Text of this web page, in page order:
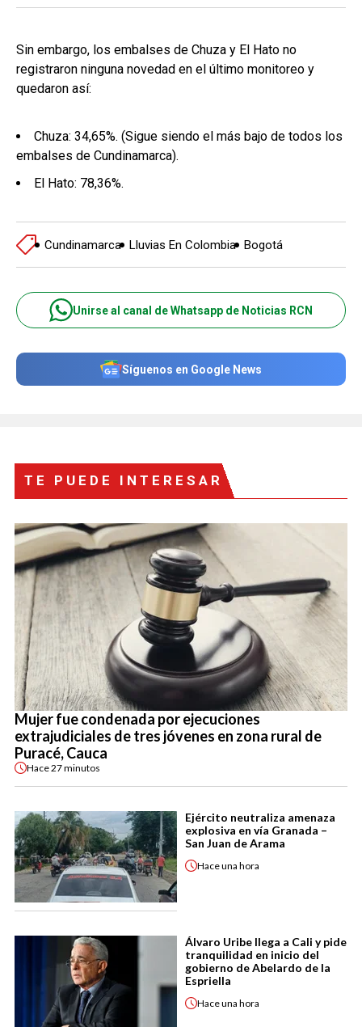
Sin embargo, los embalses de Chuza y El Hato no
registraron ninguna novedad en el último monitoreo y
quedaron así:
Chuza: 34,65%. (Sigue siendo el más bajo de todos los
embalses de Cundinamarca).
El Hato: 78,36%.
Cundinamarca Lluvias En Colombia Bogotá
Unirse al canal de Whatsapp de Noticias RCN
Síguenos en Google News
TE PUEDE INTERESAR
Mujer fue condenada por ejecuciones
extrajudiciales de tres jóvenes en zona rural de
Puracé, Cauca
Hace27 minutos
Ejército neutraliza amenaza
explosiva en vía Granada –
San Juan de Arama
Haceuna hora
Álvaro Uribe llega a Cali y pide
tranquilidad en inicio del
gobierno de Abelardo de la
Espriella
Haceuna hora